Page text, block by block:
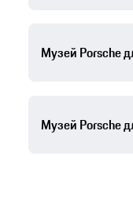
Музей Porsche
Музей Porsche